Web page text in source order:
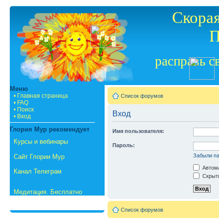
расправь
Меню
• Главная страница
• FAQ
• Поиск
• Вход
Глория Мур рекомендует
Курсы и вебинары
Сайт Глории Мур
Канал Телеграм
Медитация. Бесплатно
Список форумов
Вход
Имя пользователя:
Пароль:
Забыли
Список форумов